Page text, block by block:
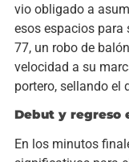
vio obligado a
esos espacios para
77, un robo de
velocidad a su
portero, sellando el
Debut y regreso
En los minutos